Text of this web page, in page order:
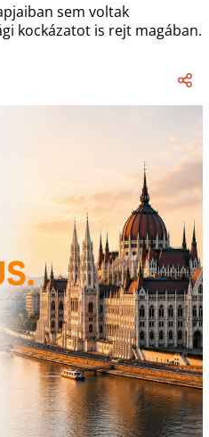
sem voltak
kockázatot is rejt magában.